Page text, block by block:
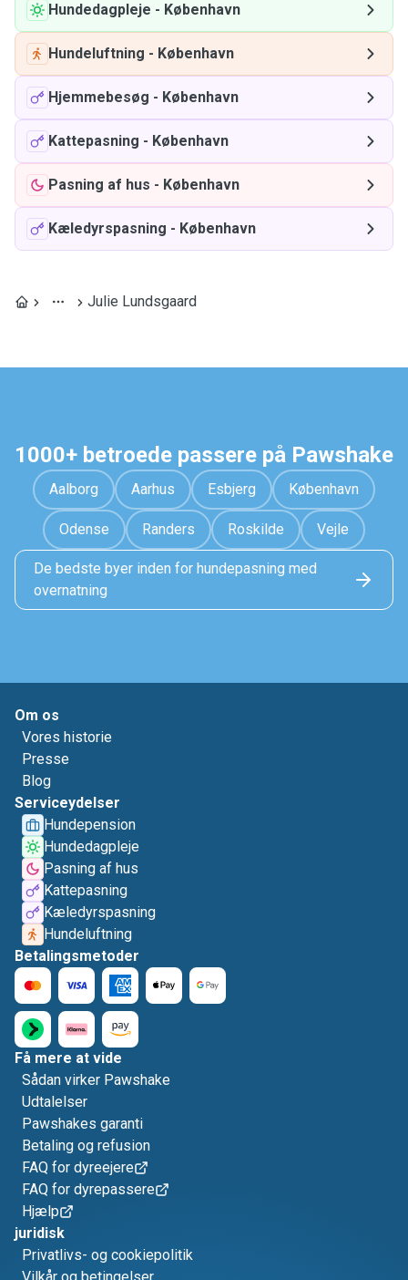
Hundedagpleje - København
Hundeluftning - København
Hjemmebesøg - København
Kattepasning - København
Pasning af hus - København
Kæledyrspasning - København
Julie Lundsgaard
1000+ betroede passere på Pawshake
Aalborg Aarhus Esbjerg København
Odense Randers Roskilde Vejle
De bedste byer inden for hundepasning med
overnatning
Om os
Vores historie
Presse
Blog
Serviceydelser
Hundepension
Hundedagpleje
Pasning af hus
Kattepasning
Kæledyrspasning
Hundeluftning
Betalingsmetoder
Få mere at vide
Sådan virker Pawshake
Udtalelser
Pawshakes garanti
Betaling og refusion
FAQ for dyreejere
FAQ for dyrepassere
Hjælp
juridisk
Privatlivs- og cookiepolitik